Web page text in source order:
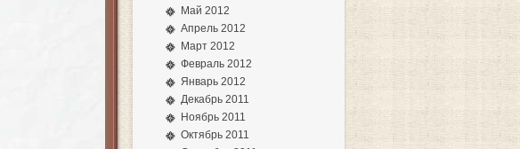
Май 2012
Апрель 2012
Март 2012
Февраль 2012
Январь 2012
Декабрь 2011
Ноябрь 2011
Октябрь 2011